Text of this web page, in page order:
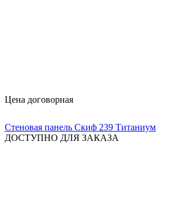
Цена договорная
Стеновая панель Скиф 239 Титаниум
ДОСТУПНО ДЛЯ ЗАКАЗА